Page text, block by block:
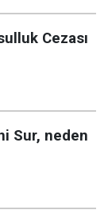
Cezası
Sur, neden